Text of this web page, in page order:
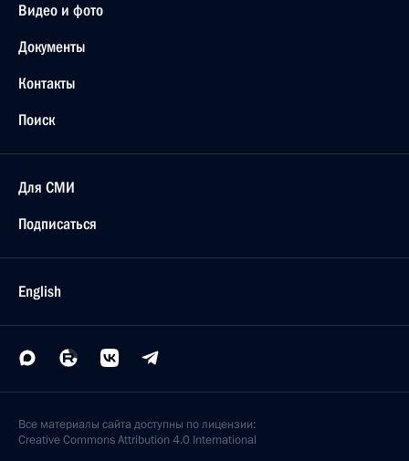
Видео и фото
Документы
Контакты
Поиск
Для СМИ
Подписаться
English
Все материалы сайта доступны по лицензии:
Creative Commons Attribution 4.0 International